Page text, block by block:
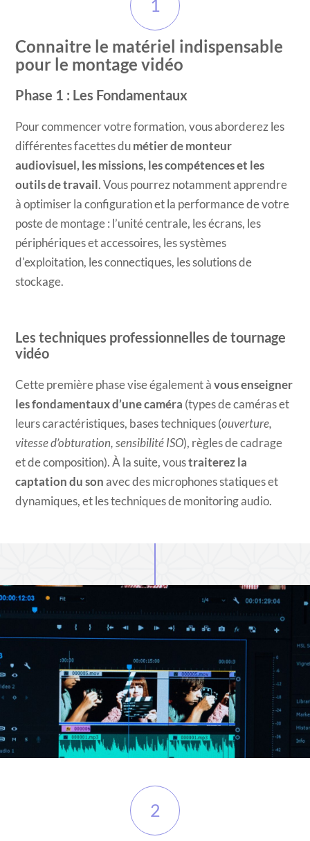
1
Connaitre le matériel indispensable
pour le montage vidéo
Phase 1 : Les Fondamentaux
Pour commencer votre formation, vous aborderez les
différentes facettes du métier de monteur
audiovisuel, les missions, les compétences et les
outils de travail. Vous pourrez notamment apprendre
à optimiser la configuration et la performance de votre
poste de montage : l’unité centrale, les écrans, les
périphériques et accessoires, les systèmes
d'exploitation, les connectiques, les solutions de
stockage.
Les techniques professionnelles de tournage
vidéo
Cette première phase vise également àvous enseigner
les fondamentaux d’une caméra (types de caméras et
leurs caractéristiques, bases techniques (ouverture,
vitesse d’obturation, sensibilité ISO), règles de cadrage
et de composition). À la suite, voustraiterez la
captation du sonavec des microphones statiques et
dynamiques, et les techniques de monitoring audio.
2